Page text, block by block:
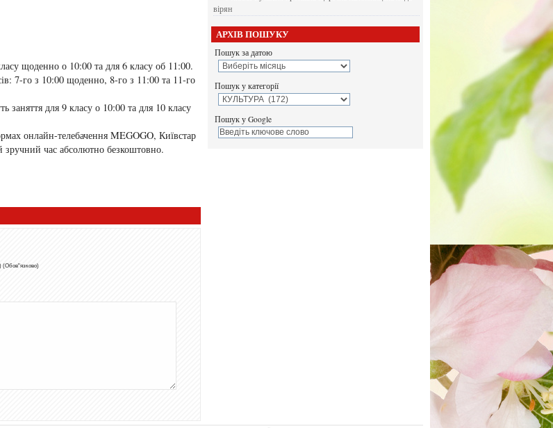
щоденно о 10:00 та для 6 класу об 11:00.
7-го з 10:00 щоденно, 8-го з 11:00 та 11-го
заняття для 9 класу о 10:00 та для 10 класу
онлайн-телебачення MEGOGO, Київстар
час абсолютно безкоштовно.
(Обов"язково)
вірян
АРХІВ ПОШУКУ
Пошук за датою
Пошук у категорії
Пошук у Google